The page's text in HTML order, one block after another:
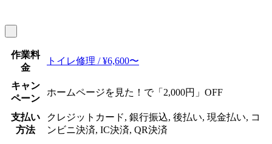
作業料
金
トイレ修理 / ¥6,600〜
キャン
ペーン
ホームページを見た！で「2,000円」OFF
支払い
方法
クレジットカード, 銀行振込, 後払い, 現金払い, コ
ンビニ決済, IC決済, QR決済